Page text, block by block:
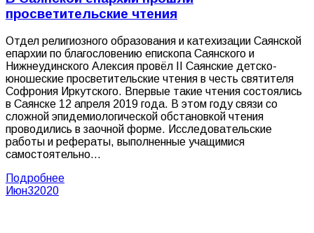
просветительские чтения
Отдел религиозного образования и катехизации Саянской
епархии по благословению епископа Саянского и
Нижнеудинского Алексия провёл II Саянские детско-
юношеские просветительские чтения в честь святителя
Софрония Иркутского. Впервые такие чтения состоялись
в Саянске 12 апреля 2019 года. В этом году связи со
сложной эпидемиологической обстановкой чтения
проводились в заочной форме. Исследовательские
работы и рефераты, выполненные учащимися
самостоятельно…
Подробнее
Июн32020